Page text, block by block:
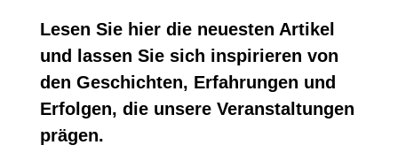
Lesen Sie hier die neuesten Artikel
und lassen Sie sich inspirieren von
den Geschichten, Erfahrungen und
Erfolgen, die unsere Veranstaltungen
prägen.